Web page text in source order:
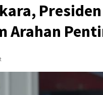
Arahan